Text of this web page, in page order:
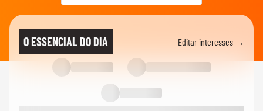
O ESSENCIAL DO DIA Editar interesses →